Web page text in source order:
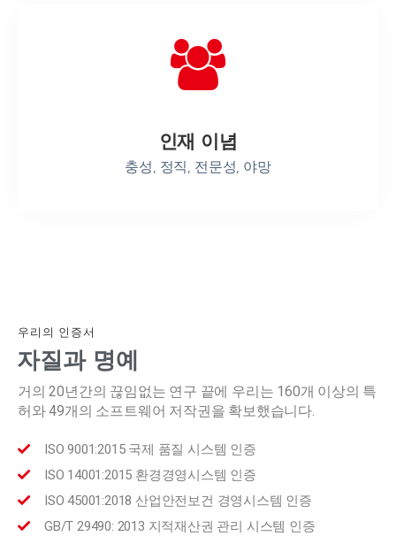
인재 이념
충성, 정직, 전문성, 야망
우리의 인증서
자질과 명예
거의 20년간의 끊임없는 연구 끝에 우리는 160개 이상의 특
허와 49개의 소프트웨어 저작권을 확보했습니다.
ISO 9001:2015 국제 품질 시스템 인증
ISO 14001:2015 환경경영시스템 인증
ISO 45001:2018 산업안전보건 경영시스템 인증
GB/T 29490: 2013 지적재산권 관리 시스템 인증